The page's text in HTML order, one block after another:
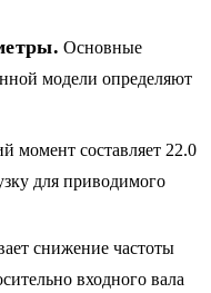
Основные
модели определяют
момент составляет 22.0
для приводимого
снижение частоты
входного вала